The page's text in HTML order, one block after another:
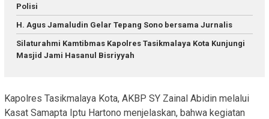
Polisi
H. Agus Jamaludin Gelar Tepang Sono bersama Jurnalis
Silaturahmi Kamtibmas Kapolres Tasikmalaya Kota Kunjungi
Masjid Jami Hasanul Bisriyyah
Kapolres Tasikmalaya Kota, AKBP SY Zainal Abidin melalui
Kasat Samapta Iptu Hartono menjelaskan, bahwa kegiatan